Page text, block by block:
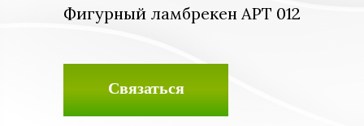
Фигурный ламбрекен АРТ 012
Связаться